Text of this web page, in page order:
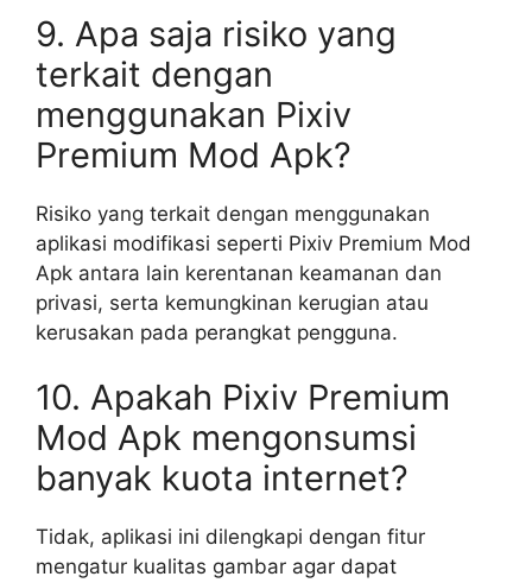
9. Apa saja risiko yang
terkait dengan
menggunakan Pixiv
Premium Mod Apk?
Risiko yang terkait dengan menggunakan
aplikasi modifikasi seperti Pixiv Premium Mod
Apk antara lain kerentanan keamanan dan
privasi, serta kemungkinan kerugian atau
kerusakan pada perangkat pengguna.
10. Apakah Pixiv Premium
Mod Apk mengonsumsi
banyak kuota internet?
Tidak, aplikasi ini dilengkapi dengan fitur
mengatur kualitas gambar agar dapat